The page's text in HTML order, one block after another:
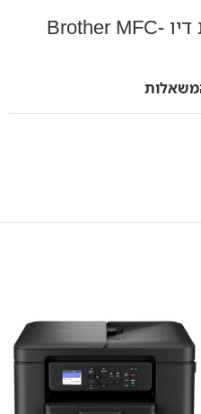
מדפסת משולבת הזרקת דיו Brother MFC-